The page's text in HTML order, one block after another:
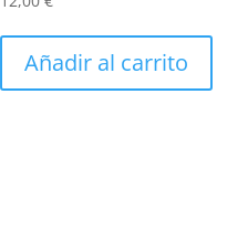
Añadir al carrito